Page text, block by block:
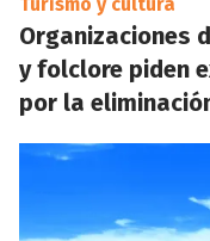
Organizaciones
y folclore piden
por la